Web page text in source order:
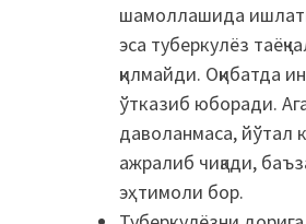
шамоллашида
эса туберкулёз
қилмайди. Оқибатда
ўтказиб юборади.
даволанмаса, йўтал
ажралиб чиқади,
эҳтимоли бор.